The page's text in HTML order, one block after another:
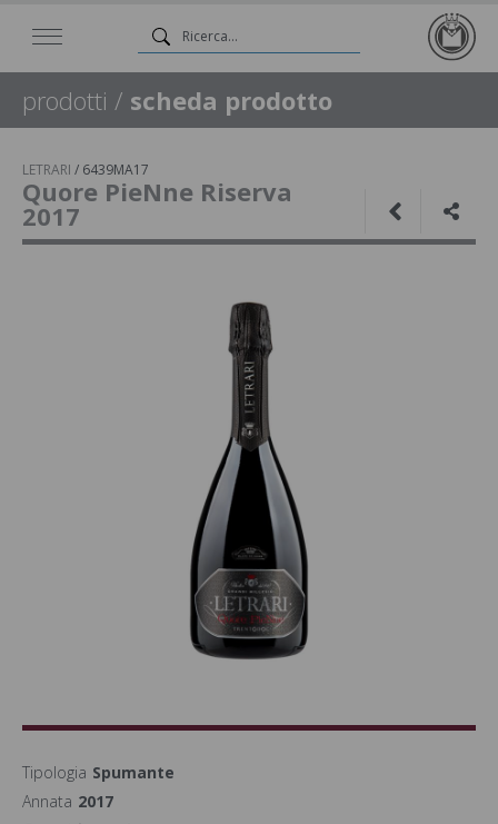
prodotti / scheda prodotto
LETRARI / 6439MA17
Quore PieNne Riserva
2017
Tipologia Spumante
Annata 2017